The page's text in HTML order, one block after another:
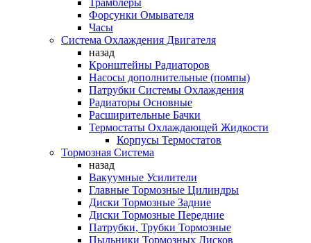
Трамблеры
Форсунки Омывателя
Часы
Система Охлаждения Двигателя
назад
Кронштейны Радиаторов
Насосы дополнительные (помпы)
Патрубки Системы Охлаждения
Радиаторы Основные
Расширительные Бачки
Термостаты Охлаждающей Жидкости
Корпусы Термостатов
Тормозная Система
назад
Вакуумные Усилители
Главные Тормозные Цилиндры
Диски Тормозные Задние
Диски Тормозные Передние
Патрубки, Трубки Тормозные
Пыльники Тормозных Дисков